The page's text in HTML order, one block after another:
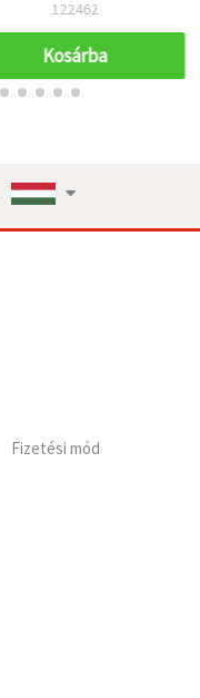
122462
Kosárba
Fizetési mód